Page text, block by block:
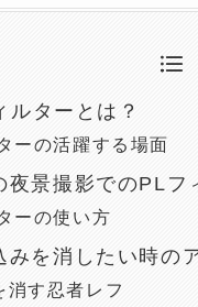
ターとは？
ーの活躍する場面
夜景撮影でのPLフ
ーの使い方
みを消したい時の
消す忍者レフ